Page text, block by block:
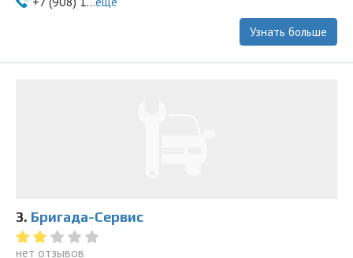
Узнать больше
3. Бригада-Сервис
нет отзывов